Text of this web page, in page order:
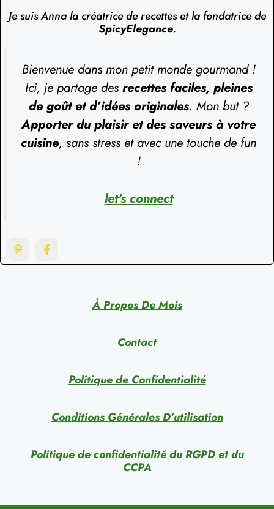
Je suis Anna la créatrice de recettes et la fondatrice de
SpicyElegance.
Bienvenue dans mon petit monde gourmand !
Ici, je partage des recettes faciles, pleines
de goût et d’idées originales. Mon but ?
Apporter du plaisir et des saveurs à votre
cuisine, sans stress et avec une touche de fun
!
let's connect
À Propos De Mois
Contact
Politique de Confidentialité
Conditions Générales D’utilisation
Politique de confidentialité du RGPD et du
CCPA